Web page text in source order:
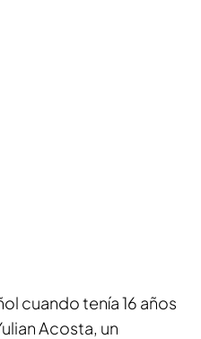
cuando tenía 16 años
Acosta, un